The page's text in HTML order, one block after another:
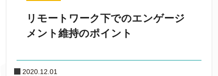
リモートワーク下でのエンゲージ
メント維持のポイント
2020.12.01